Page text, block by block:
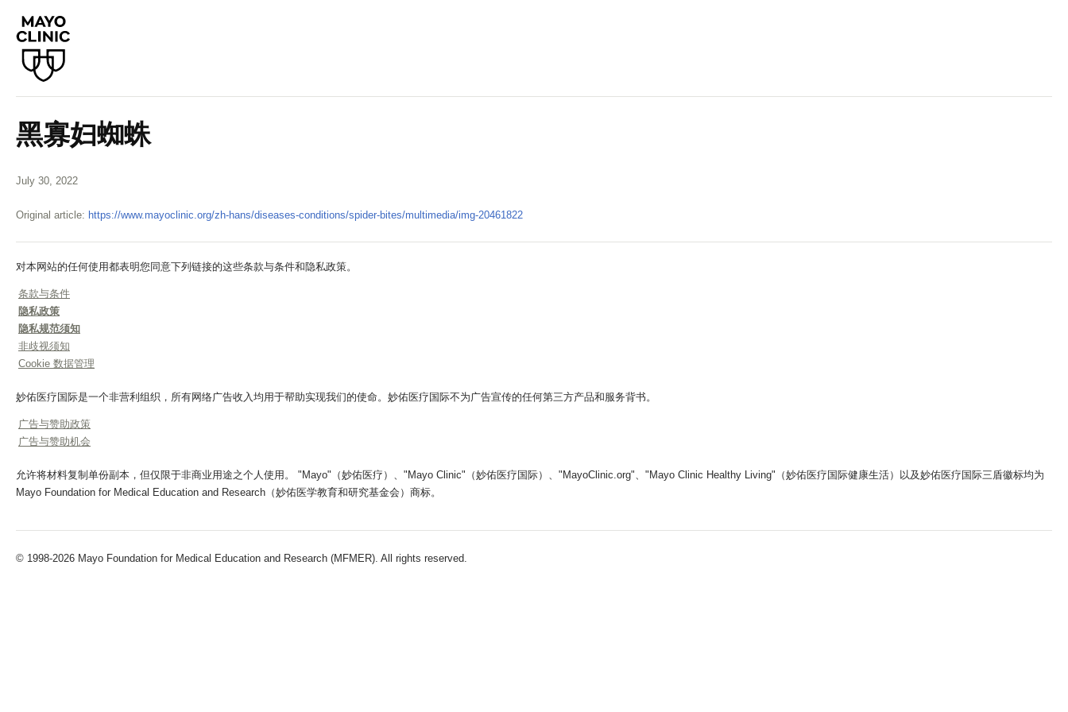
黑寡妇蜘蛛
July 30, 2022
Original article: https://www.mayoclinic.org/zh-hans/diseases-conditions/spider-bites/multimedia/img-20461822
对本网站的任何使用都表明您同意下列链接的这些条款与条件和隐私政策。
条款与条件
隐私政策
隐私规范须知
非歧视须知
Cookie 数据管理
妙佑医疗国际是一个非营利组织，所有网络广告收入均用于帮助实现我们的使命。妙佑医疗国际不为广告宣传的任何第三方产品和服务背书。
广告与赞助政策
广告与赞助机会
允许将材料复制单份副本，但仅限于非商业用途之个人使用。 "Mayo"（妙佑医疗）、"Mayo Clinic"（妙佑医疗国际）、"MayoClinic.org"、"Mayo Clinic Healthy Living"（妙佑医疗国际健康生活）以及妙佑医疗国际三盾徽标均为
Mayo Foundation for Medical Education and Research（妙佑医学教育和研究基金会）商标。
© 1998-2026 Mayo Foundation for Medical Education and Research (MFMER). All rights reserved.